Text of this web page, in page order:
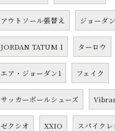
アウトソール張替え ジョーダ
JORDAN TATUM 1 ターロウ
エア・ジョーダン1 フェイク
サッカーボールシューズ
ゼクシオ XXIO スパイク